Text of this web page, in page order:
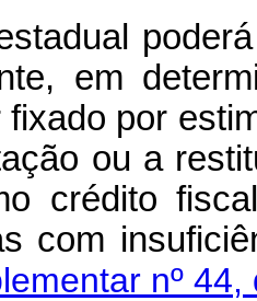
em
fixado por
ou a
crédito
com
nº 44,